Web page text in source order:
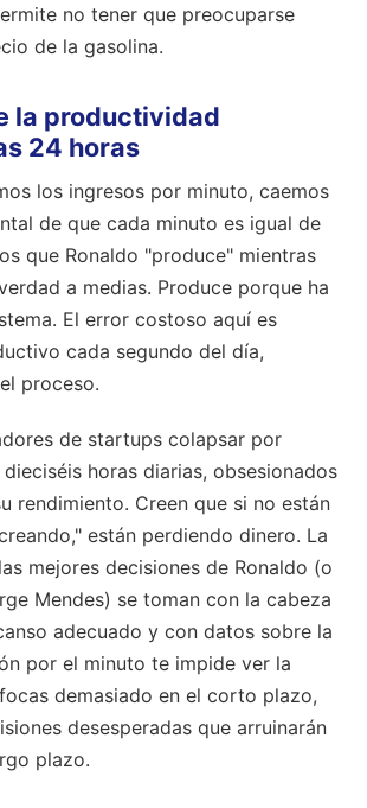
no tener que preocuparse
de la gasolina.
la productividad
24 horas
los ingresos por minuto, caemos
de que cada minuto es igual de
que Ronaldo "produce" mientras
a medias. Produce porque ha
El error costoso aquí es
cada segundo del día,
proceso.
de startups colapsar por
horas diarias, obsesionados
rendimiento. Creen que si no están
están perdiendo dinero. La
mejores decisiones de Ronaldo (o
Mendes) se toman con la cabeza
adecuado y con datos sobre la
por el minuto te impide ver la
demasiado en el corto plazo,
desesperadas que arruinarán
plazo.